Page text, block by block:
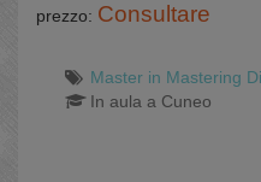
prezzo: Consultare
Master in Mastering
In aula a Cuneo